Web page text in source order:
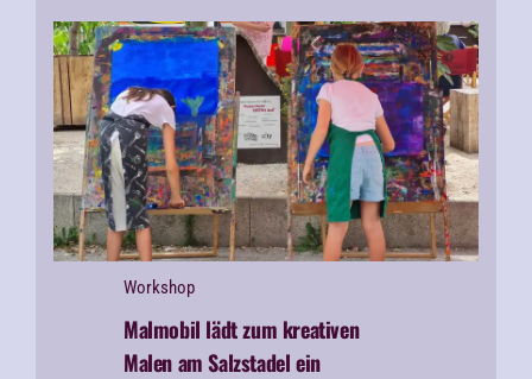
Workshop
Malmobil lädt zum kreativen
Malen am Salzstadel ein